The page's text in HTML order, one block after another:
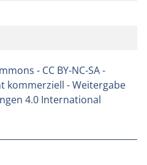
- CC BY-NC-SA -
kommerziell - Weitergabe
4.0 International